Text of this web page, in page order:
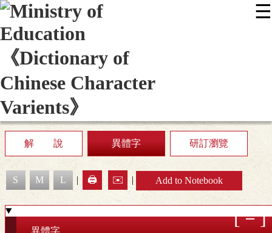
☰
Display Mode
Sitemap
解 說 異體字 研訂瀏覽
S M L | 🖨️ ✉️ | Add to Notebook
異體字